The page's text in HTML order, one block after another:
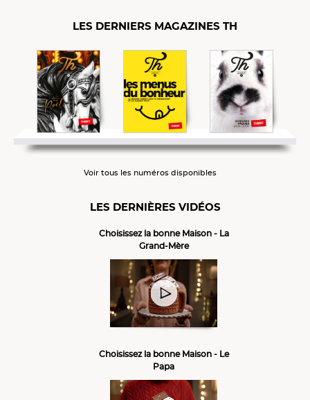
LES DERNIERS MAGAZINES TH
Voir tous les numéros disponibles
LES DERNIÈRES VIDÉOS
Choisissez la bonne Maison - La
Grand-Mère
Choisissez la bonne Maison - Le
Papa